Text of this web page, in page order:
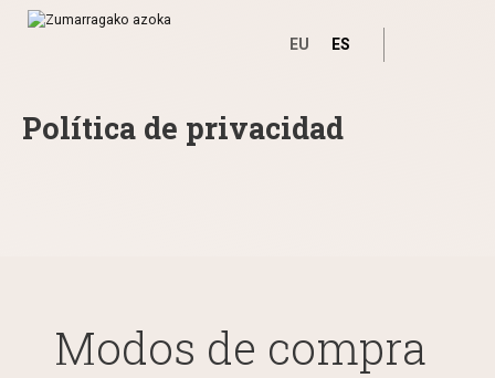
Ir directamente al contenido
EU ES
Política de privacidad
Modos de compra